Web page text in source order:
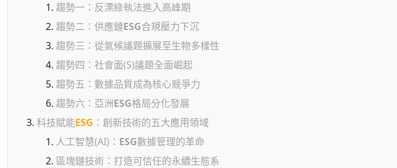
趨勢一：反漂綠執法進入高峰期
趨勢二：供應鏈ESG合規壓力下沉
趨勢三：從氣候議題擴展至生物多樣性
趨勢四：社會面(S)議題全面崛起
趨勢五：數據品質成為核心競爭力
趨勢六：亞洲ESG格局分化發展
科技賦能ESG ：創新技術的五大應用領域
人工智慧(AI)： ESG數據管理的革命
區塊鏈技術：打造可信任的永續生態系